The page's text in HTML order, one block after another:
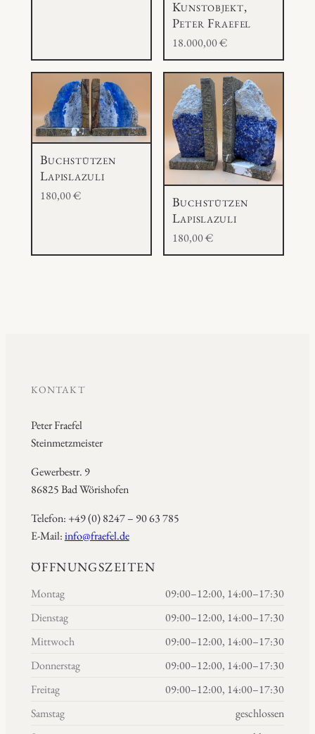
Kunstobjekt,
Peter Fraefel
18.000,00€
Buchstützen
Lapislazuli
180,00€
Buchstützen
Lapislazuli
180,00€
KONTAKT
Peter Fraefel
Steinmetzmeister
Gewerbestr. 9
86825 Bad Wörishofen
Telefon: +49 (0) 8247 – 90 63 785
E-Mail:info@fraefel.de
ÖFFNUNGSZEITEN
Montag
09:00–12:00, 14:00–17:30
Dienstag
09:00–12:00, 14:00–17:30
Mittwoch
09:00–12:00, 14:00–17:30
Donnerstag
09:00–12:00, 14:00–17:30
Freitag
09:00–12:00, 14:00–17:30
Samstag
geschlossen